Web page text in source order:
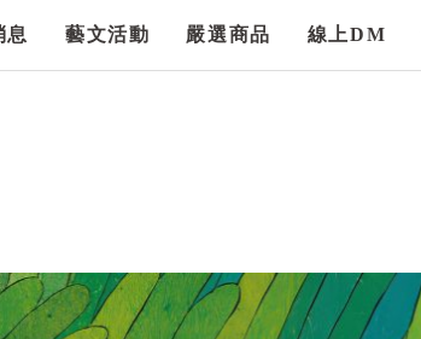
息 藝文活動 嚴選商品 線上DM